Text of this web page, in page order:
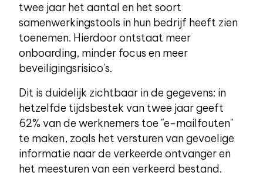
twee jaar het aantal en het soort
samenwerkingstools in hun bedrijf heeft zien
toenemen. Hierdoor ontstaat meer
onboarding, minder focus en meer
beveiligingsrisico's.
Dit is duidelijk zichtbaar in de gegevens: in
hetzelfde tijdsbestek van twee jaar geeft
62% van de werknemers toe "e-mailfouten"
te maken, zoals het versturen van gevoelige
informatie naar de verkeerde ontvanger en
het meesturen van een verkeerd bestand.